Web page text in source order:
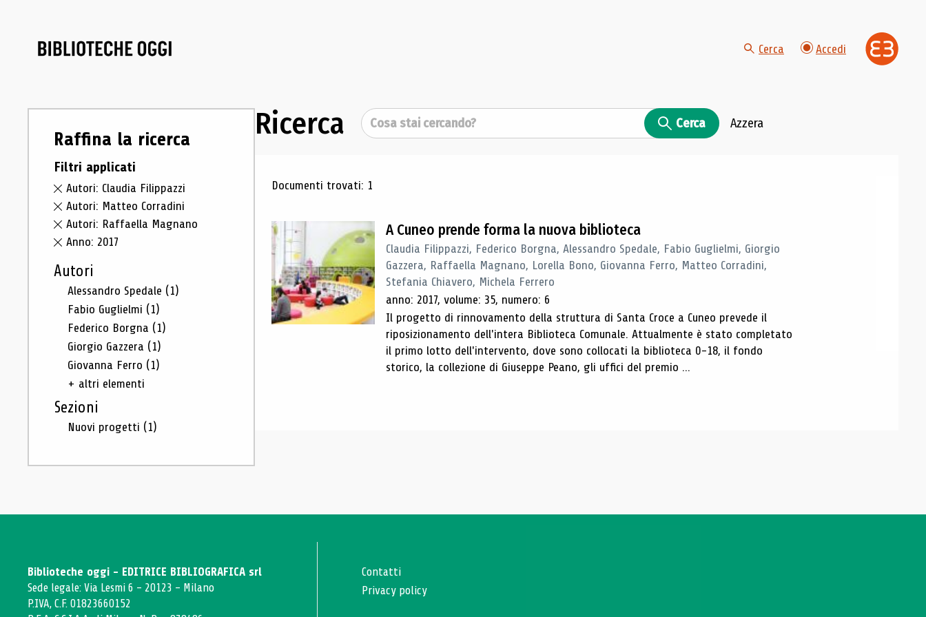
Cerca Accedi
Raffina la ricerca
Filtri applicati
Autori: Claudia Filippazzi
Autori: Matteo Corradini
Autori: Raffaella Magnano
Anno: 2017
Autori
Alessandro Spedale (1)
Fabio Guglielmi (1)
Federico Borgna (1)
Giorgio Gazzera (1)
Giovanna Ferro (1)
+ altri elementi
Sezioni
Nuovi progetti (1)
Ricerca Cerca Cerca Azzera
Risultati di ricerca
Documenti trovati: 1
A Cuneo prende forma la nuova biblioteca
Claudia Filippazzi, Federico Borgna, Alessandro Spedale, Fabio Guglielmi, Giorgio
Gazzera, Raffaella Magnano, Lorella Bono, Giovanna Ferro, Matteo Corradini,
Stefania Chiavero, Michela Ferrero
anno: 2017, volume: 35, numero: 6
Il progetto di rinnovamento della struttura di Santa Croce a Cuneo prevede il
riposizionamento dell'intera Biblioteca Comunale. Attualmente è stato completato
il primo lotto dell'intervento, dove sono collocati la biblioteca 0-18, il fondo
storico, la collezione di Giuseppe Peano, gli uffici del premio ...
Biblioteche oggi - EDITRICE BIBLIOGRAFICA srl
Sede legale: Via Lesmi 6 - 20123 - Milano
P.IVA, C.F. 01823660152
Contatti
Privacy policy